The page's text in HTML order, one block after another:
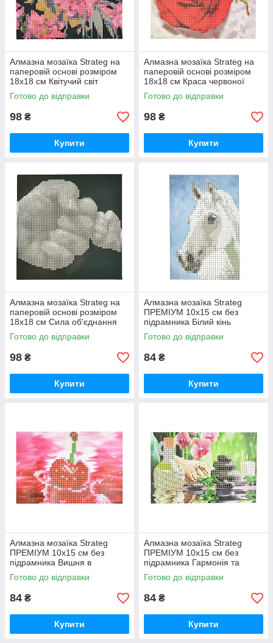
Алмазна мозаїка Strateg на
паперовій основі розміром
18х18 см Квітучий світ
екзотичної краси (JUB14393)
Готово до відправки
98 ₴
Купити
Алмазна мозаїка Strateg на
паперовій основі розміром
18х18 см Краса червоної
троянди (JUB20601)
Готово до відправки
98 ₴
Купити
Алмазна мозаїка Strateg на
паперовій основі розміром
18х18 см Сила об'єднання
(JUB14404)
Готово до відправки
98 ₴
Купити
Алмазна мозаїка Strateg
ПРЕМІУМ 10х15 см без
підрамника Білий кінь
(YAB14431)
Готово до відправки
84 ₴
Купити
Алмазна мозаїка Strateg
ПРЕМІУМ 10х15 см без
підрамника Вишня в
водяному відображенні
(YAB20791)
Готово до відправки
84 ₴
Купити
Алмазна мозаїка Strateg
ПРЕМІУМ 10х15 см без
підрамника Гармонія та
спокій (YAB28548)
Готово до відправки
84 ₴
Купити